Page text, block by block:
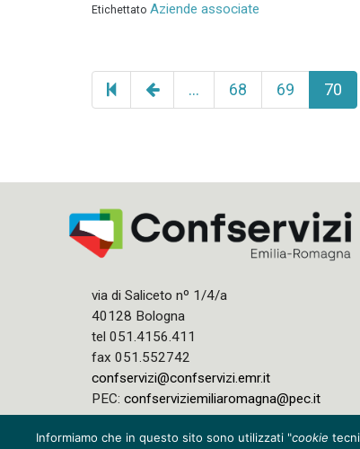
Etichettato Aziende associate
Pagina
precedente
… 68 69 70
via di Saliceto nº 1/4/a
40128 Bologna
tel 051.4156.411
fax 051.552742
confservizi@confservizi.emr.it
PEC: confserviziemiliaromagna@pec.it
Informiamo che in questo sito sono utilizzati "cookie